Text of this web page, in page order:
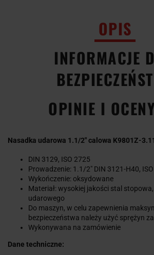
OPIS
INFORMACJE
OPINIE I
Nasadka udarowa 1.1/2" calowa K9801Z-
DIN 3129, ISO 2725
Prowadzenie: 1.1/2" DIN 3121-H40,
Wykończenie: oksydowane
Materiał: wysokiej jakości stal
udarowego
Do maszyn, w celu zapewnienia
bezpieczeństwa należy użyć sprężyn
Wykonywana na zamówienie
Dane techniczne: